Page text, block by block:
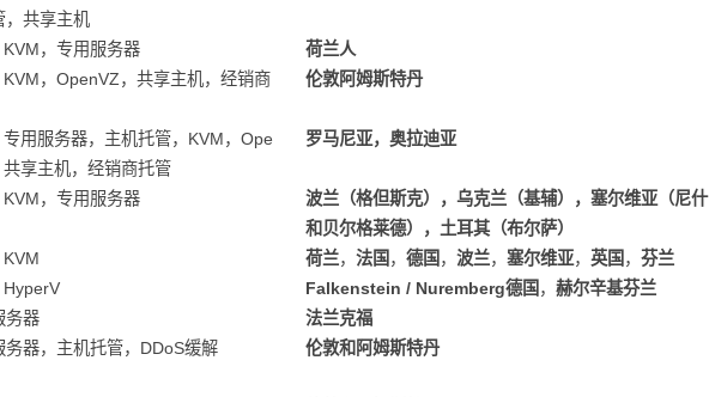
，共享主机
KVM，专用服务器
荷兰人
KVM，OpenVZ，共享主机，经销商
伦敦阿姆斯特丹
专用服务器，主机托管，KVM，Ope
共享主机，经销商托管
罗马尼亚，奥拉迪亚
KVM，专用服务器
波兰（格但斯克），乌克兰（基辅），塞尔维亚（尼什
和贝尔格莱德），土耳其（布尔萨）
荷兰， 法国 ， 德国 ， 波兰， 塞尔维亚， 英国 ， 芬兰
HyperV Falkenstein / Nuremberg德国 ， 赫尔辛基芬兰
务器
法兰克福
务器，主机托管，DDoS缓解 伦敦和阿姆斯特丹